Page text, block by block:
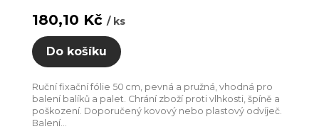
180,10 Kč / ks
Do košíku
Ruční fixační fólie 50 cm, pevná a pružná, vhodná pro
balení balíků a palet. Chrání zboží proti vlhkosti, špíně a
poškození. Doporučený kovový nebo plastový odvíječ.
Balení...